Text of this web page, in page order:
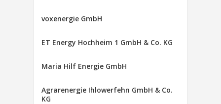
voxenergie GmbH
ET Energy Hochheim 1 GmbH & Co. KG
Maria Hilf Energie GmbH
Agrarenergie Ihlowerfehn GmbH & Co.
KG